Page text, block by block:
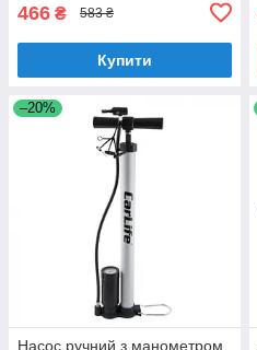
466 ₴ 583 ₴
Купити
–20%
Насос ручний з манометром